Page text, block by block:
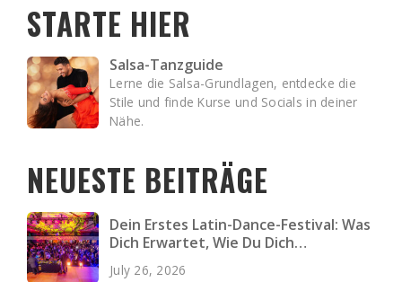
STARTE HIER
Salsa-Tanzguide
Lerne die Salsa-Grundlagen, entdecke die
Stile und finde Kurse und Socials in deiner
Nähe.
NEUESTE BEITRÄGE
Dein Erstes Latin-Dance-Festival: Was
Dich Erwartet, Wie Du Dich
Vorbereitest und Was Du Einpackst
July 26, 2026